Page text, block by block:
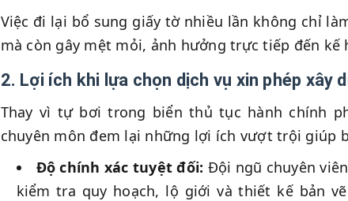
Việc đi lại bổ sung giấy tờ nhiều lần không chỉ
mà còn gây mệt mỏi, ảnh hưởng trực tiếp đến kế
2. Lợi ích khi lựa chọn dịch vụ xin phép xây
Thay vì tự bơi trong biển thủ tục hành chính
chuyên môn đem lại những lợi ích vượt trội giúp
Độ chính xác tuyệt đối: Đội ngũ chuyên
kiểm tra quy hoạch, lộ giới và thiết kế bản